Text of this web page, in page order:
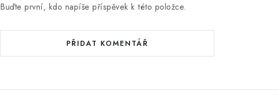
Buďte první, kdo napíše příspěvek k této položce.
PŘIDAT KOMENTÁŘ